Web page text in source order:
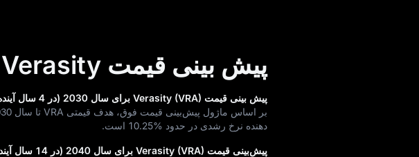
پیش‌ بینی قیمت Verasity
پیش‌ بینی قیمت Verasity (VRA) برای سال 2030 (در 4 سال آینده)
بر اساس ماژول پیش‌بینی قیمت فوق، هدف قیمتی VRA تا سال 2030 حدود
دهنده نرخ رشدی در حدود 10.25% است.
پیش‌بینی قیمت Verasity (VRA) برای سال 2040 (در 14 سال آینده)